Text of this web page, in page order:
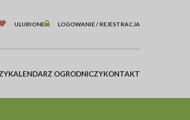
ULUBIONE LOGOWANIE / REJESTRACJA
KALENDARZ OGRODNICZYKONTAKT